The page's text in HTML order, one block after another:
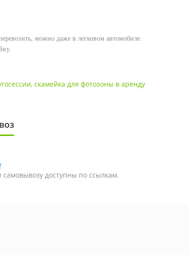
можно даже в легковом автомобиле.
, скамейка для фотозоны в аренду
самовывозу доступны по ссылкам.